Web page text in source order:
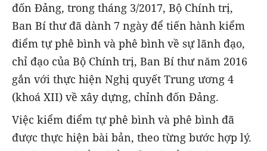
đốn Đảng, trong tháng 3/2017, Bộ Chính trị,
Ban Bí thư đã dành 7 ngày để tiến hành kiểm
điểm tự phê bình và phê bình về sự lãnh đạo,
chỉ đạo của Bộ Chính trị, Ban Bí thư năm 2016
gắn với thực hiện Nghị quyết Trung ương 4
(khoá XII) về xây dựng, chỉnh đốn Đảng.
Việc kiểm điểm tự phê bình và phê bình đã
được thực hiện bài bản, theo từng bước hợp lý.